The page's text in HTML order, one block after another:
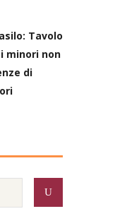
Tavolo
minori non
di